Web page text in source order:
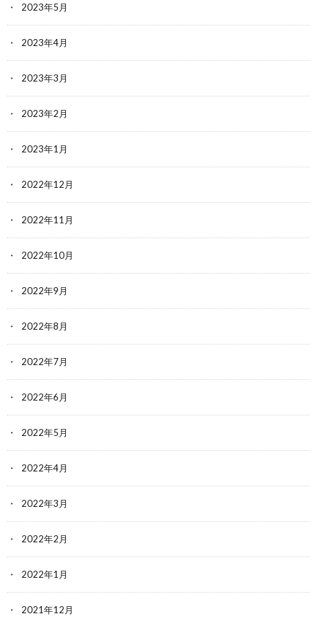
2023年5月
2023年4月
2023年3月
2023年2月
2023年1月
2022年12月
2022年11月
2022年10月
2022年9月
2022年8月
2022年7月
2022年6月
2022年5月
2022年4月
2022年3月
2022年2月
2022年1月
2021年12月